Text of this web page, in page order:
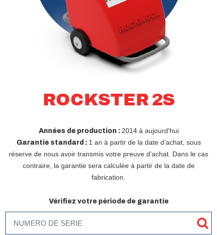
ROCKSTER 2S
Années de production : 2014 à aujourd'hui
Garantie standard : 1 an à partir de la date d’achat, sous
réserve de nous avoir transmis votre preuve d’achat. Dans le cas
contraire, la garantie sera calculée à partir de la date de
fabrication.
Vérifiez votre période de garantie